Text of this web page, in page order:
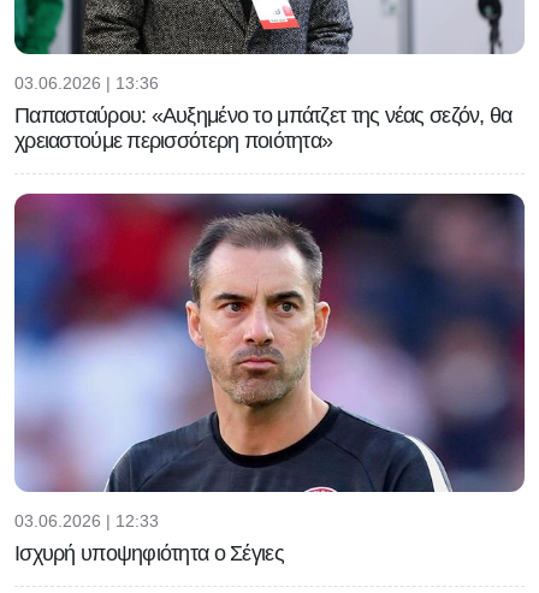
03.06.2026 | 13:36
Παπασταύρου: «Αυξημένο το μπάτζετ της νέας σεζόν, θα
χρειαστούμε περισσότερη ποιότητα»
03.06.2026 | 12:33
Ισχυρή υποψηφιότητα ο Σέγιες